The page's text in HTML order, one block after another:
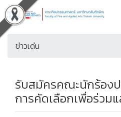
ข่าวเด่น
รับสมัครคณะนักร้องป
การคัดเลือกเพื่อร่วม